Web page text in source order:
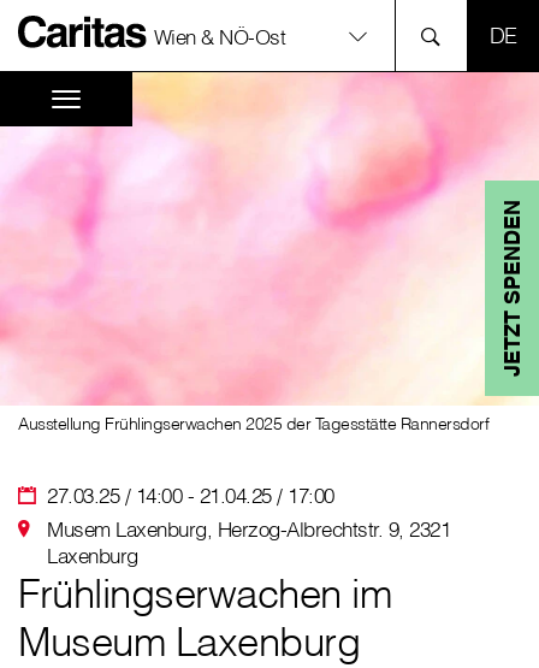
Wien & NÖ-Ost
JETZT SPENDEN
27.03.25 / 14:00 - 21.04.25 / 17:00
Musem Laxenburg, Herzog-Albrechtstr. 9, 2321
Laxenburg
Ausstellung Frühlingserwachen 2025 der Tagesstätte Rannersdorf
Frühlingserwachen im
Museum Laxenburg